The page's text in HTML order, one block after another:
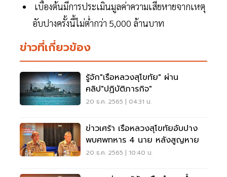
เบื้องต้นมีการประเมินมูลค่าความเสียหายจากเหตุ
อับปางครั้งนี้ไม่ต่ำกว่า 5,000 ล้านบาท
ข่าวที่เกี่ยวข้อง
รู้จัก"เรือหลวงสุโขทัย" ผ่าน
คลิป"ปฏิบัติภารกิจ"
20 ธ.ค. 2565 | 04:31 น.
ข่าวเศร้า เรือหลวงสุโขทัยอับปาง
พบศพทหาร 4 นาย หลังสูญหาย
20 ธ.ค. 2565 | 10:40 น.